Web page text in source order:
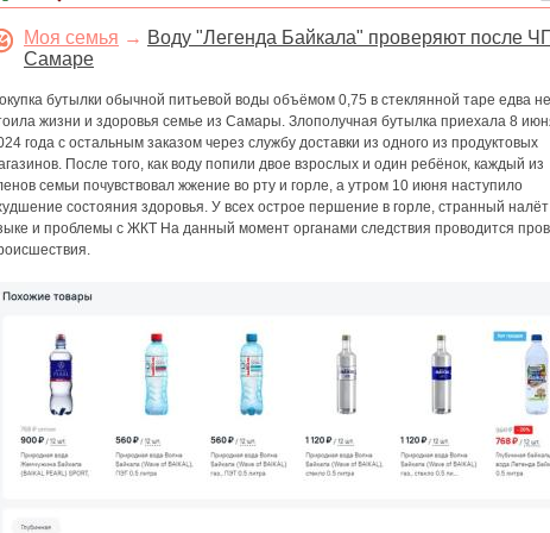
Моя семья → Воду "Легенда Байкала" проверяют после
Самаре
бутылки обычной питьевой воды объёмом 0,75 в стеклянной таре едва не
жизни и здоровья семье из Самары. Злополучная бутылка приехала 8
года с остальным заказом через службу доставки из одного из продуктовых
После того, как воду попили двое взрослых и один ребёнок, каждый из
семьи почувствовал жжение во рту и горле, а утром 10 июня наступило
состояния здоровья. У всех острое першение в горле, странный
и проблемы с ЖКТ На данный момент органами следствия проводится